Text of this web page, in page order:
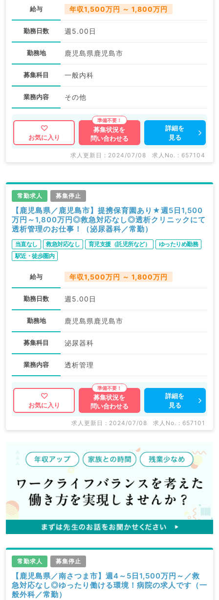
給与 年収1,500万円 ～ 1,800万円
勤務日数 週5.00日
勤務地 鹿児島県鹿児島市
募集科目 一般内科
業務内容 その他
お気に入り
募集状況を
問い合わせる
詳細を
見る
求人更新日 : 2024/07/08 求人No. : 657104
常勤求人 募集停止
【鹿児島県／鹿児島市】提携保育園あり★週5日1,500
万円～1,800万円◎救急対応なし◎透析クリニックにて
透析管理のお仕事！（泌尿器科／常勤）
当直なし 救急対応なし 育児支援（託児所など）
ゆったりめ勤務
駅近・徒歩圏内
給与 年収1,500万円 ～ 1,800万円
勤務日数 週5.00日
勤務地 鹿児島県鹿児島市
募集科目 泌尿器科
業務内容 透析管理
お気に入り
募集状況を
問い合わせる
詳細を
見る
求人更新日 : 2024/07/08 求人No. : 657101
常勤求人 募集停止
【鹿児島県／南さつま市】週4～5日1,500万円～／救
急対応なし◎ゆったり働ける環境！病院の求人です（一
般外科／常勤）